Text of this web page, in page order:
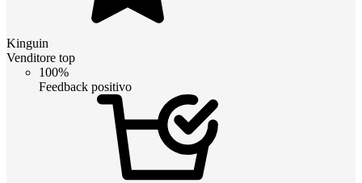
Kinguin
Venditore top
100%
Feedback positivo